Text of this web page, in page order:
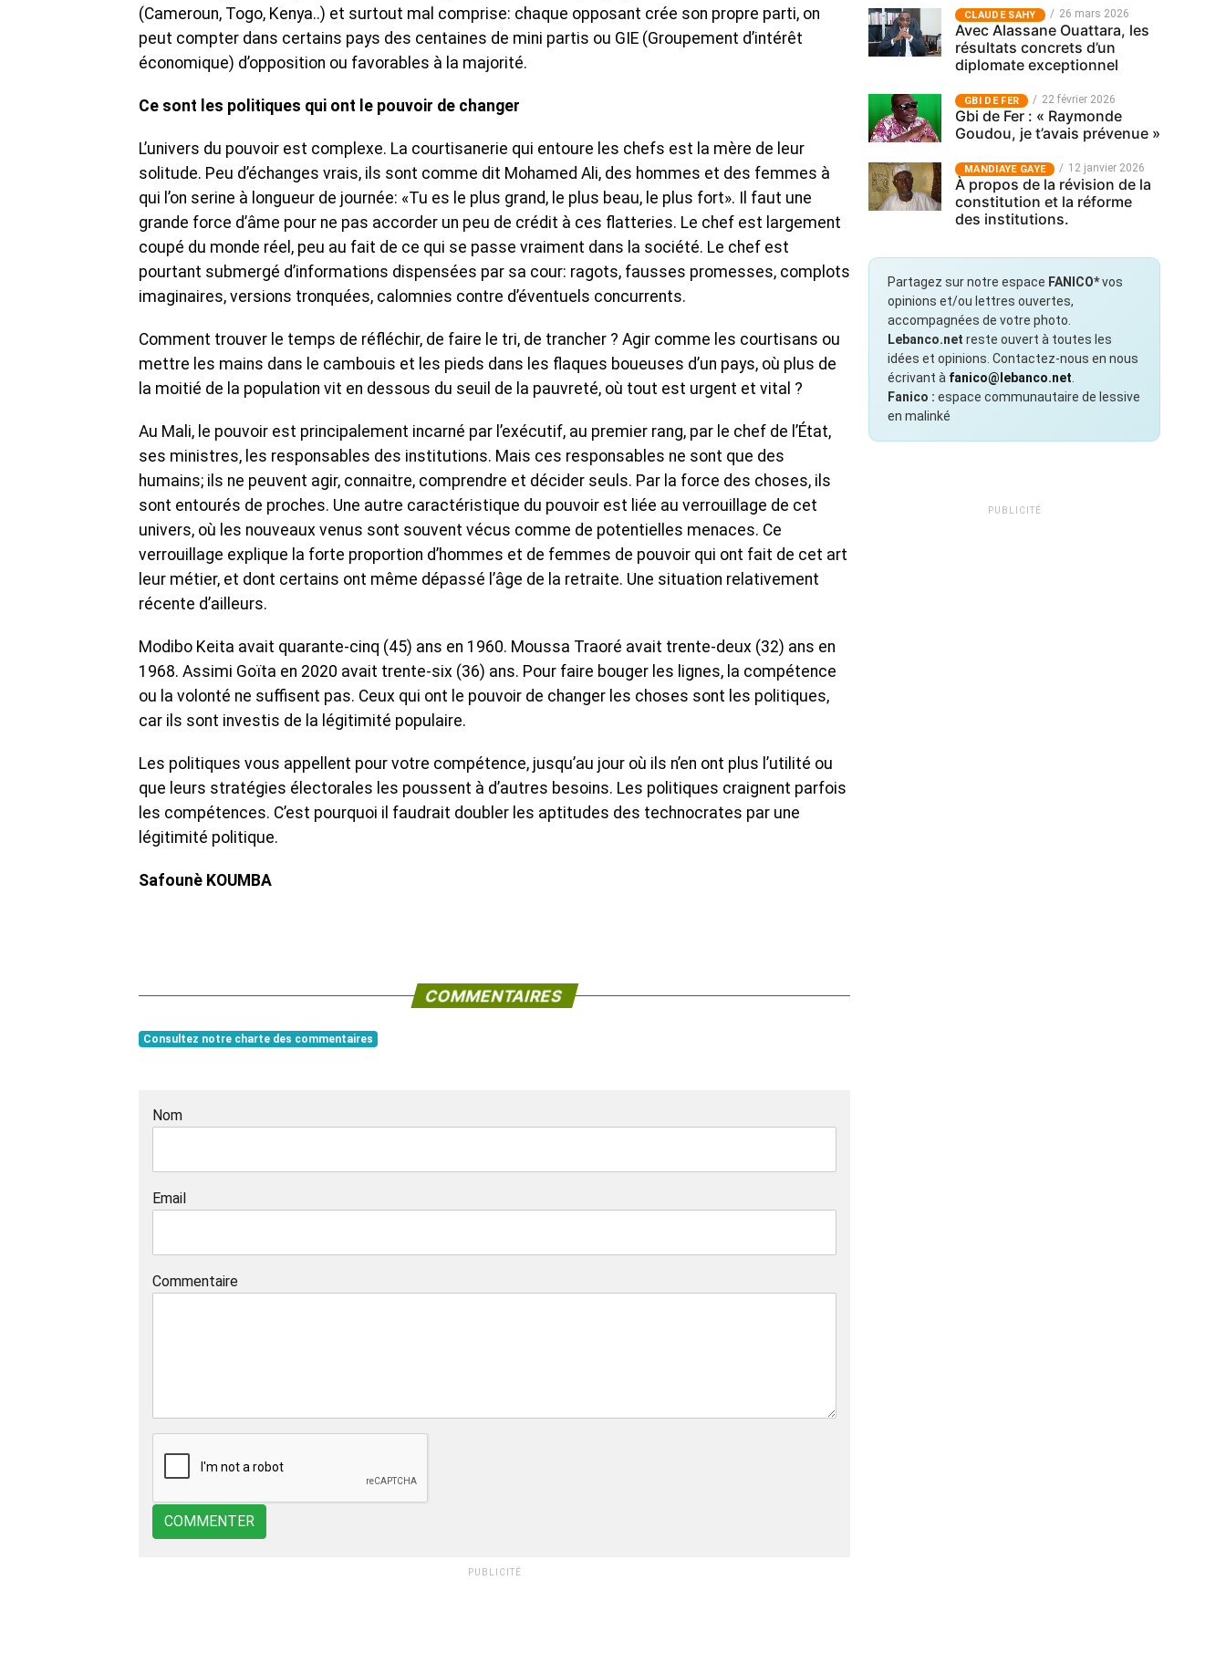
(Cameroun, Togo, Kenya..) et surtout mal comprise: chaque opposant crée son propre parti, on
peut compter dans certains pays des centaines de mini partis ou GIE (Groupement d’intérêt
économique) d’opposition ou favorables à la majorité.
Ce sont les politiques qui ont le pouvoir de changer
L’univers du pouvoir est complexe. La courtisanerie qui entoure les chefs est la mère de leur
solitude. Peu d’échanges vrais, ils sont comme dit Mohamed Ali, des hommes et des femmes à
qui l’on serine à longueur de journée: «Tu es le plus grand, le plus beau, le plus fort». Il faut une
grande force d’âme pour ne pas accorder un peu de crédit à ces flatteries. Le chef est largement
coupé du monde réel, peu au fait de ce qui se passe vraiment dans la société. Le chef est
pourtant submergé d’informations dispensées par sa cour: ragots, fausses promesses, complots
imaginaires, versions tronquées, calomnies contre d’éventuels concurrents.
Comment trouver le temps de réfléchir, de faire le tri, de trancher ? Agir comme les courtisans ou
mettre les mains dans le cambouis et les pieds dans les flaques boueuses d’un pays, où plus de
la moitié de la population vit en dessous du seuil de la pauvreté, où tout est urgent et vital ?
Au Mali, le pouvoir est principalement incarné par l’exécutif, au premier rang, par le chef de l’État,
ses ministres, les responsables des institutions. Mais ces responsables ne sont que des
humains; ils ne peuvent agir, connaitre, comprendre et décider seuls. Par la force des choses, ils
sont entourés de proches. Une autre caractéristique du pouvoir est liée au verrouillage de cet
univers, où les nouveaux venus sont souvent vécus comme de potentielles menaces. Ce
verrouillage explique la forte proportion d’hommes et de femmes de pouvoir qui ont fait de cet art
leur métier, et dont certains ont même dépassé l’âge de la retraite. Une situation relativement
récente d’ailleurs.
Modibo Keita avait quarante-cinq (45) ans en 1960. Moussa Traoré avait trente-deux (32) ans en
1968. Assimi Goïta en 2020 avait trente-six (36) ans. Pour faire bouger les lignes, la compétence
ou la volonté ne suffisent pas. Ceux qui ont le pouvoir de changer les choses sont les politiques,
car ils sont investis de la légitimité populaire.
Les politiques vous appellent pour votre compétence, jusqu’au jour où ils n’en ont plus l’utilité ou
que leurs stratégies électorales les poussent à d’autres besoins. Les politiques craignent parfois
les compétences. C’est pourquoi il faudrait doubler les aptitudes des technocrates par une
légitimité politique.
Safounè KOUMBA
COMMENTAIRES
Consultez notre charte des commentaires
Nom
Email
Commentaire
COMMENTER
PUBLICITÉ
CLAUDE SAHY 26 mars 2026
Avec Alassane Ouattara, les
résultats concrets d’un
diplomate exceptionnel
GBI DE FER 22 février 2026
Gbi de Fer : « Raymonde
Goudou, je t’avais prévenue »
MANDIAYE GAYE 12 janvier 2026
À propos de la révision de la
constitution et la réforme
des institutions.
Partagez sur notre espace FANICO*vos
opinions et/ou lettres ouvertes,
accompagnées de votre photo.
Lebanco.net reste ouvert à toutes les
idées et opinions. Contactez-nous en nous
écrivant à fanico@lebanco.net
Fanico : espace communautaire de lessive
en malinké
PUBLICITÉ